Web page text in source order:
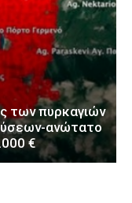
των πυρκαγιών
ανώτατο
€